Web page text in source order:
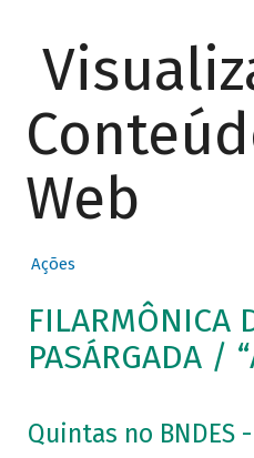
Web
Ações
FILARMÔNICA
PASÁRGADA /
Quintas no BNDES